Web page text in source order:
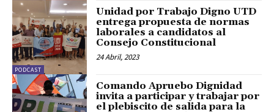
PODCAST
Unidad por Trabajo Digno UTD
entrega propuesta de normas
laborales a candidatos al
Consejo Constitucional
24 Abril, 2023
Comando Apruebo Dignidad
invita a participar y trabajar por
el plebiscito de salida para la